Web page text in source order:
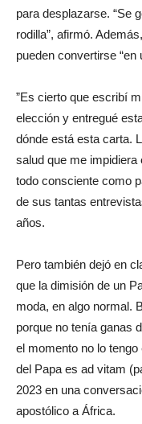
para desplazarse. “Se
rodilla”, afirmó.
pueden convertirse “en
”Es cierto que escribí
elección y entregué
dónde está esta carta.
salud que me
todo consciente como
de sus tantas
años.
Pero también dejó en
que la dimisión de un
moda, en algo normal.
porque no tenía ganas
el momento no lo
del Papa es ad vitam
2023 en una
apostólico a África.